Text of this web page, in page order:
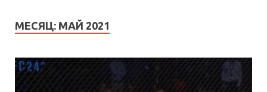
МЕСЯЦ: МАЙ 2021